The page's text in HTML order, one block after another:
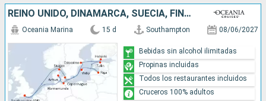
REINO UNIDO, DINAMARCA, SUECIA, FINLANDIA, ESTONIA, LETONIA, ALEMANIA
Oceania Marina 15 d Southampton 08/06/2027
Bebidas sin alcohol ilimitadas
Propinas incluidas
Todos los restaurantes incluidos
Cruceros 100% adultos